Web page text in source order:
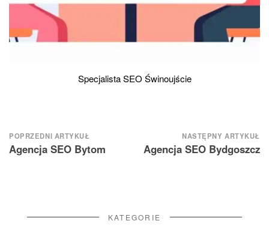
Specjalista SEO Świnoujście
Nawigacja
wpisu
POPRZEDNI ARTYKUŁ
Agencja SEO Bytom
NASTĘPNY ARTYKUŁ
Agencja SEO Bydgoszcz
KATEGORIE